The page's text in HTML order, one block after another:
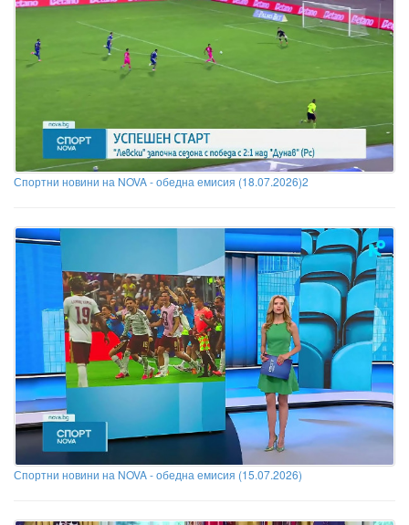
Спортни новини на NOVA - обедна емисия (18.07.2026)2
Спортни новини на NOVA - обедна емисия (15.07.2026)